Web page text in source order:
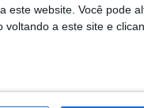
este website. Você pode
a este site e